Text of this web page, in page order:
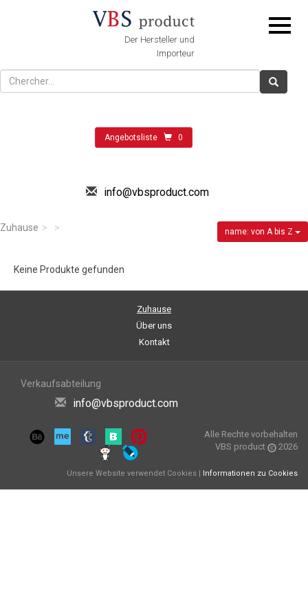
Der Hersteller und
Importeur
Angebotsliste 0
info@vbsproduct.com
Zuhause name: von A bis Z
Keine Produkte gefunden
Zuhause
Über uns
Kontakt
Verkaufsabteilung
info@vbsproduct.com
Alle Rechte vorbehalten
VBS product
2026
Unsere Website verwendet Cookies | Informationen zu Cookies